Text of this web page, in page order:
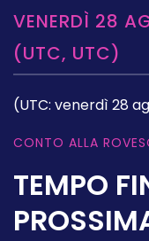
VENERDÌ 28
(UTC, UTC)
(UTC: venerdì 28
CONTO ALLA
TEMPO